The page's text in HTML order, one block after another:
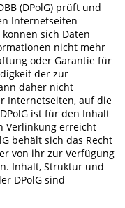
(DPolG) prüft und
Internetseiten
sich Daten
nicht mehr
oder Garantie für
der zur
daher nicht
Internetseiten, auf die
ist für den Inhalt
Verlinkung erreicht
behält sich das Recht
von ihr zur Verfügung
Inhalt, Struktur und
DPolG sind